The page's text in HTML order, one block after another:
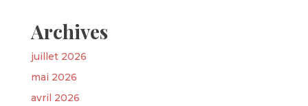
Archives
juillet 2026
mai 2026
avril 2026